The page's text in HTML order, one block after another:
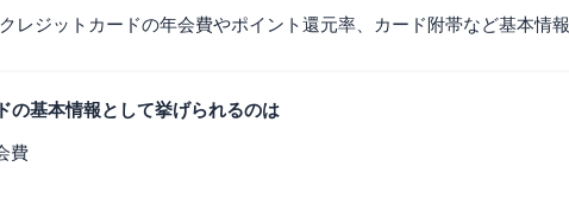
ールド
おすすめしません
用が40,000円以下の人
い人
レジットカードの年会費やポイント還元率、カード附帯など基本情
の基本情報として挙げられるのは
費